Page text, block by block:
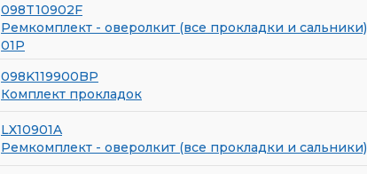
098T10902F
Ремкомплект - оверолкит (все прокладки и сальники)
01P
098K119900BP
Комплект прокладок
LX10901A
Ремкомплект - оверолкит (все прокладки и сальники)